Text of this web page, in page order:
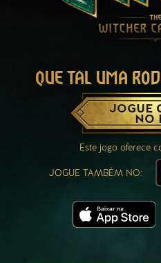
QUE TAL UMA
JOGUE
NO
Este jogo oferece
JOGUE TAMBÉM NO: